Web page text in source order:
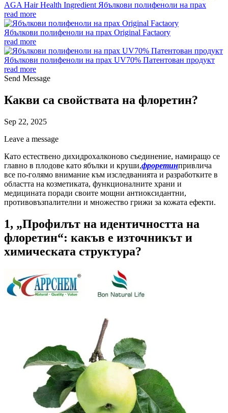
AGA Hair Health Ingredient Ябълкови полифеноли на прах
read more
Ябълкови полифеноли на прах Original Factaory
read more
Ябълкови полифеноли на прах UV70% Патентован продукт
read more
Send Message
Какви са свойствата на флоретин?
Sep 22, 2025
Leave a message
Като естествено дихидрохалконово съединение, намиращо се
главно в плодове като ябълки и круши,фроретинпривлича
все по-голямо внимание към изследванията и разработките в
областта на козметиката, функционалните храни и
медицината поради своите мощни антиоксидантни,
противовъзпалителни и множество грижи за кожата ефекти.
1, „Профилът на идентичността на
флоретин“: какъв е източникът и
химическата структура?